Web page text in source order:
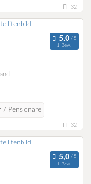
32
1 Bew.
/ Pensionäre
32
1 Bew.